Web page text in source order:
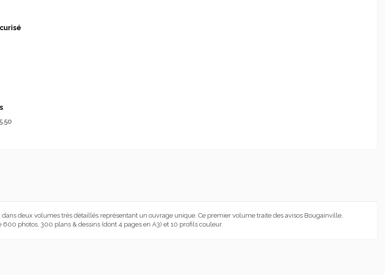
deux volumes très détaillés représentant un ouvrage unique. Ce premier volume traite des avisos Bougainville,
photos. 300 plans & dessins (dont 4 pages en A3) et 10 profils couleur.